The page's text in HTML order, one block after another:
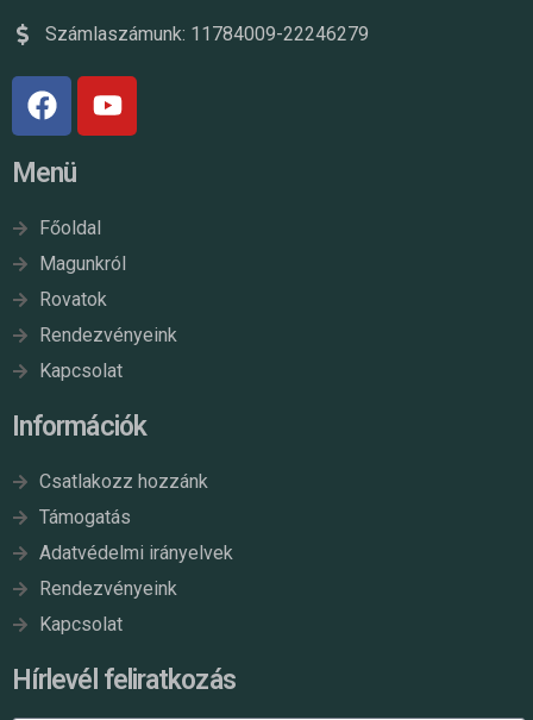
Számlaszámunk: 11784009-22246279
Menü
Főoldal
Magunkról
Rovatok
Rendezvényeink
Kapcsolat
Információk
Csatlakozz hozzánk
Támogatás
Adatvédelmi irányelvek
Rendezvényeink
Kapcsolat
Hírlevél feliratkozás